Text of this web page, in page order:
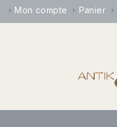
Mon compte Panier